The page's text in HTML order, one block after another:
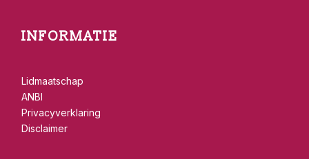
INFORMATIE
Lidmaatschap
ANBI
Privacyverklaring
Disclaimer